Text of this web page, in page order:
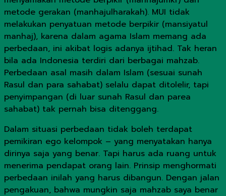
metode gerakan (manhajulharakah). MUI tidak
melakukan penyatuan metode berpikir (mansiyatul
manhaj), karena dalam agama Islam memang ada
perbedaan, ini akibat logis adanya ijtihad. Tak heran
bila ada Indonesia terdiri dari berbagai mahzab.
Perbedaan asal masih dalam Islam (sesuai sunah
Rasul dan para sahabat) selalu dapat ditolelir, tapi
penyimpangan (di luar sunah Rasul dan parea
sahabat) tak pernah bisa ditenggang.
Dalam situasi perbedaan tidak boleh terdapat
pemikiran ego kelompok – yang menyatakan hanya
dirinya saja yang benar. Tapi harus ada ruang untuk
menerima pendapat orang lain. Prinsip menghormati
perbedaan inilah yang harus dibangun. Dengan jalan
pengakuan, bahwa mungkin saja mahzab saya benar